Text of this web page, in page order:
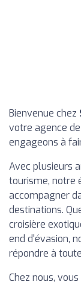
Bienvenue chez
votre agence
engageons à
Avec plusieurs
tourisme, notre
accompagner
destinations.
croisière
end d'évasion,
répondre à
Chez nous,